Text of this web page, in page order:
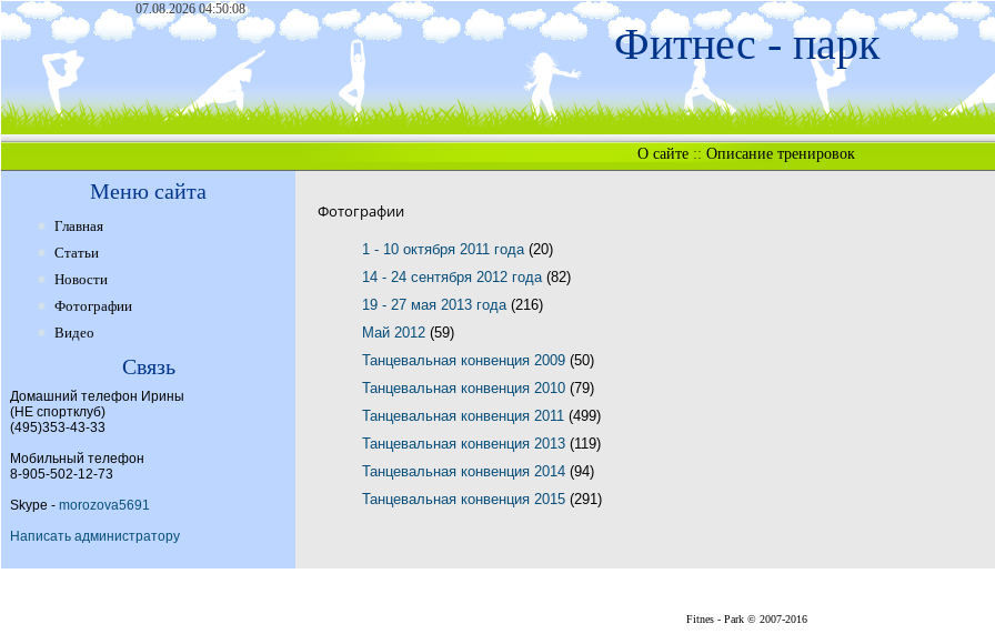
07.08.2026 04:50:08
Фитнес - парк
О сайте :: Описание тренировок
Меню сайта
Главная
Статьи
Новости
Фотографии
Видео
Связь
Домашний телефон Ирины
(НЕ спортклуб)
(495)353-43-33
Мобильный телефон
8-905-502-12-73
Skype - morozova5691
Написать администратору
Фотографии
1 - 10 октября 2011 года (20)
14 - 24 сентября 2012 года (82)
19 - 27 мая 2013 года (216)
Май 2012 (59)
Танцевальная конвенция 2009 (50)
Танцевальная конвенция 2010 (79)
Танцевальная конвенция 2011 (499)
Танцевальная конвенция 2013 (119)
Танцевальная конвенция 2014 (94)
Танцевальная конвенция 2015 (291)
Fitnes - Park © 2007-2016